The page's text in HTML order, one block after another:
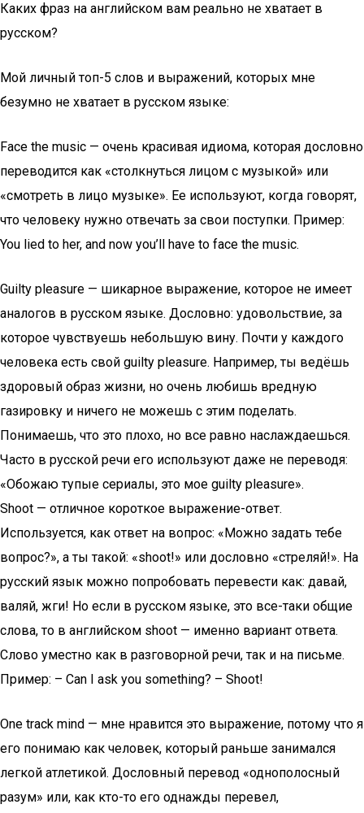
Каких фраз на английском вам реально не хватает в
русском?
Мой личный топ-5 слов и выражений, которых мне
безумно не хватает в русском языке:
Face the music — очень красивая идиома, которая дословно
переводится как «столкнуться лицом с музыкой» или
«смотреть в лицо музыке». Ее используют, когда говорят,
что человеку нужно отвечать за свои поступки. Пример:
You lied to her, and now you’ll have to face the music.
Guilty pleasure — шикарное выражение, которое не имеет
аналогов в русском языке. Дословно: удовольствие, за
которое чувствуешь небольшую вину. Почти у каждого
человека есть свой guilty pleasure. Например, ты ведёшь
здоровый образ жизни, но очень любишь вредную
газировку и ничего не можешь с этим поделать.
Понимаешь, что это плохо, но все равно наслаждаешься.
Часто в русской речи его используют даже не переводя:
«Обожаю тупые сериалы, это мое guilty pleasure».
Shoot — отличное короткое выражение-ответ.
Используется, как ответ на вопрос: «Можно задать тебе
вопрос?», а ты такой: «shoot!» или дословно «стреляй!». На
русский язык можно попробовать перевести как: давай,
валяй, жги! Но если в русском языке, это все-таки общие
слова, то в английском shoot — именно вариант ответа.
Слово уместно как в разговорной речи, так и на письме.
Пример: – Can I ask you something? – Shoot!
One track mind — мне нравится это выражение, потому что я
его понимаю как человек, который раньше занимался
легкой атлетикой. Дословный перевод «однополосный
разум» или, как кто-то его однажды перевел,